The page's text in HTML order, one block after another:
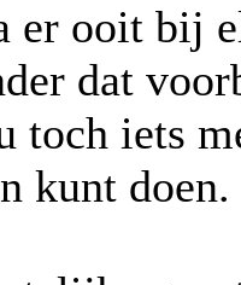
er ooit bij
dat
toch iets
kunt doen.